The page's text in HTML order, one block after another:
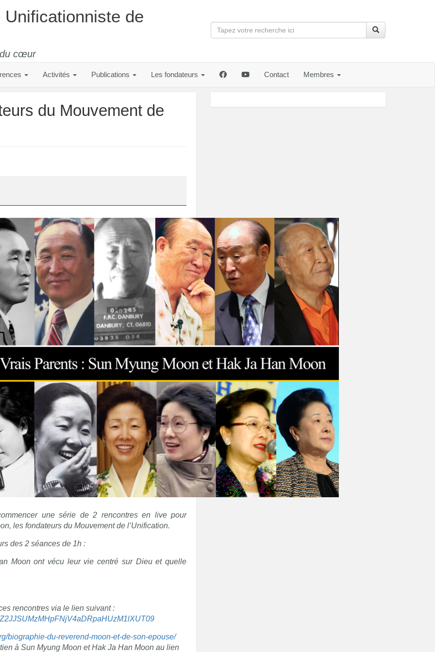
Unificationniste de
cœur
Activités Publications Les fondateurs Contact Membres
du Mouvement de
une série de 2 rencontres en live pour
les fondateurs du Mouvement de l’Unification.
des 2 séances de 1h :
Moon ont vécu leur vie centré sur Dieu et quelle
rencontres via le lien suivant :
biographie-du-reverend-moon-et-de-son-epouse/
à Sun Myung Moon et Hak Ja Han Moon au lien